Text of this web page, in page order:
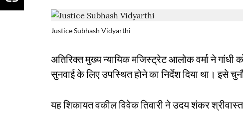
Justice Subhash Vidyarthi
अतिरिक्त मुख्य न्यायिक मजिस्ट्रेट आलोक वर्मा ने गांधी
सुनवाई के लिए उपस्थित होने का निर्देश दिया था। इसे
यह शिकायत वकील विवेक तिवारी ने उदय शंकर